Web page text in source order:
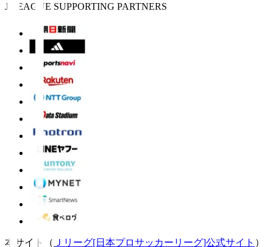
J.LEAGUE SUPPORTING PARTNERS
本サイト（ Ｊリーグ[日本プロサッカーリーグ]公式サイト ）